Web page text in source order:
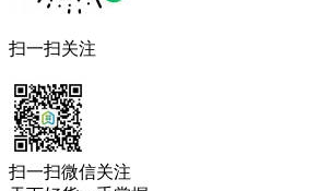
扫一扫关注
扫一扫微信关注